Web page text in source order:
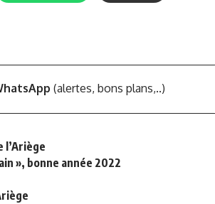
(alertes, bons plans,..)
», bonne année 2022